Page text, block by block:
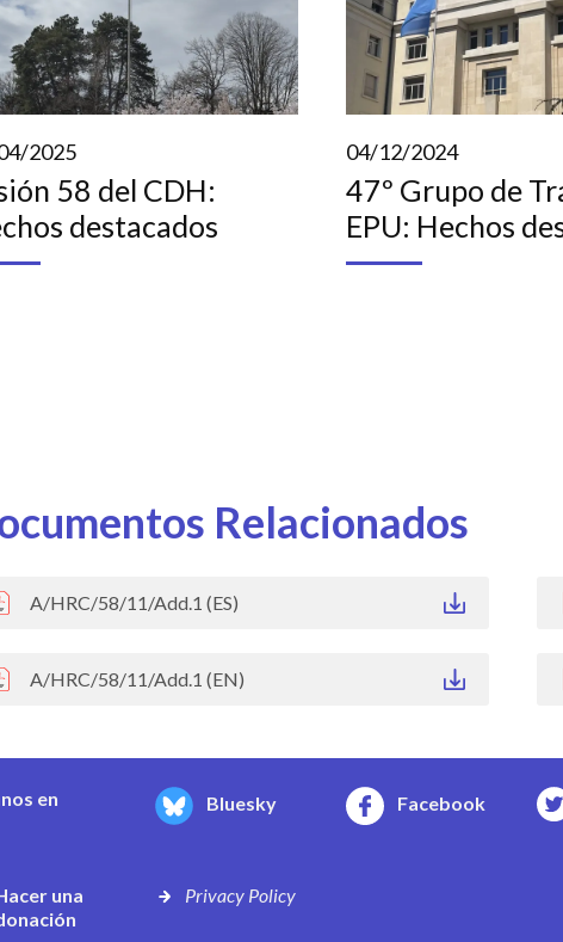
2025
58 del CDH:
destacados
04/12/2024
47º Grupo de
EPU: Hechos
Relacionados
A/HRC/58/11/Add.1 (ES)
A/HRC/58/11/Add.1 (EN)
en Bluesky Facebook
una
Privacy Policy